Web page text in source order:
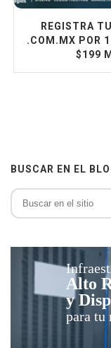
REGISTRA
.COM.MX POR
$199
BUSCAR EN EL
Alto
y
para tu